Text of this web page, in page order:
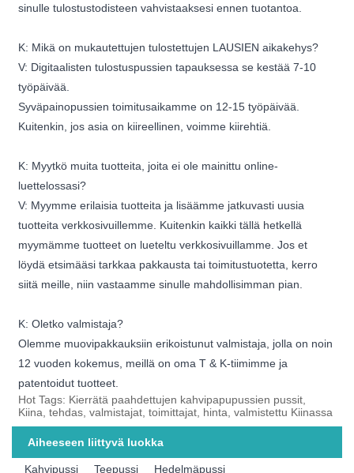
sinulle tulostustodisteen vahvistaaksesi ennen tuotantoa.
K: Mikä on mukautettujen tulostettujen LAUSIEN aikakehys?
V: Digitaalisten tulostuspussien tapauksessa se kestää 7-10
työpäivää.
Syväpainopussien toimitusaikamme on 12-15 työpäivää.
Kuitenkin, jos asia on kiireellinen, voimme kiirehtiä.
K: Myytkö muita tuotteita, joita ei ole mainittu online-
luettelossasi?
V: Myymme erilaisia ​​tuotteita ja lisäämme jatkuvasti uusia
tuotteita verkkosivuillemme. Kuitenkin kaikki tällä hetkellä
myymämme tuotteet on lueteltu verkkosivuillamme. Jos et
löydä etsimääsi tarkkaa pakkausta tai toimitustuotetta, kerro
siitä meille, niin vastaamme sinulle mahdollisimman pian.
K: Oletko valmistaja?
Olemme muovipakkauksiin erikoistunut valmistaja, jolla on noin
12 vuoden kokemus, meillä on oma T & K-tiimimme ja
patentoidut tuotteet.
Hot Tags: Kierrätä paahdettujen kahvipapupussien pussit,
Kiina, tehdas, valmistajat, toimittajat, hinta, valmistettu Kiinassa
Aiheeseen liittyvä luokka
Kahvipussi Teepussi
Hedelmäpussi